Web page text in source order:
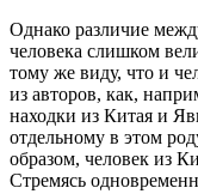
Однако различие
человека слишком
тому же виду, что и
из авторов, как,
находки из Китая и
отдельному в этом
образом, человек из
Стремясь